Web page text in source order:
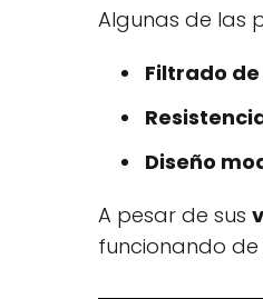
Algunas de las
Filtrado de
Diseño
A pesar de sus
funcionando